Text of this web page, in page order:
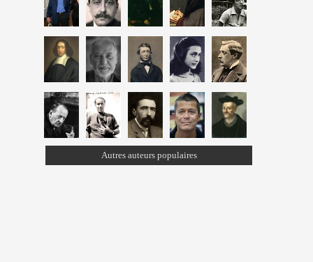
Autres auteurs populaires